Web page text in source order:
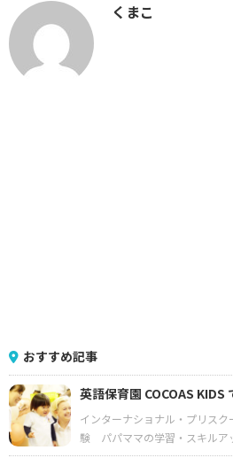
くまこ
おすすめ記事
英語保育園 COCOAS KIDS
インターナショナル・プリスク
験
パパママの学習・スキルア